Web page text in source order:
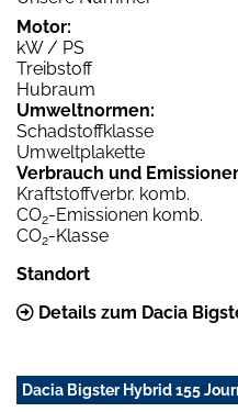
Motor:
kW / PS
Treibstoff
Hubraum
Umweltnormen:
Schadstoffklasse
Umweltplakette
Verbrauch und
Kraftstoffverbr. komb.
CO2-Emissionen komb.
CO2-Klasse
Standort
Details zum Dacia
Dacia Bigster Hybrid 155